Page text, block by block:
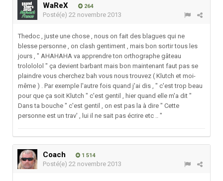
WaReX 264
Posté(e) 22 novembre 2013
Thedoc , juste une chose , nous on fait des blagues qui ne
blesse personne , on clash gentiment , mais bon sortir tous les
jours , " AHAHAHA va apprendre ton orthographe gâteau
trolololol " ça devient barbant mais bon maintenant faut pas se
plaindre vous cherchez bah vous nous trouvez ( Klutch et moi-
même ) . Par exemple l'autre fois quand j'ai dis , " c'est trop beau
pour que ça soit Klutch " c'est gentil , hier quand elle m'a dit "
Dans ta bouche " c'est gentil , on est pas la à dire " Cette
personne est un trav' , lui il ne sait pas écrire etc .. "
Coach 1 514
Posté(e) 22 novembre 2013